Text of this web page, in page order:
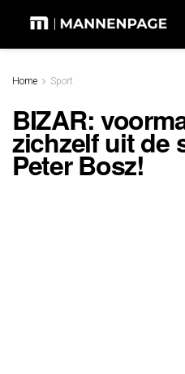
Home Sport
BIZAR:
zichzelf uit de
Peter Bosz!